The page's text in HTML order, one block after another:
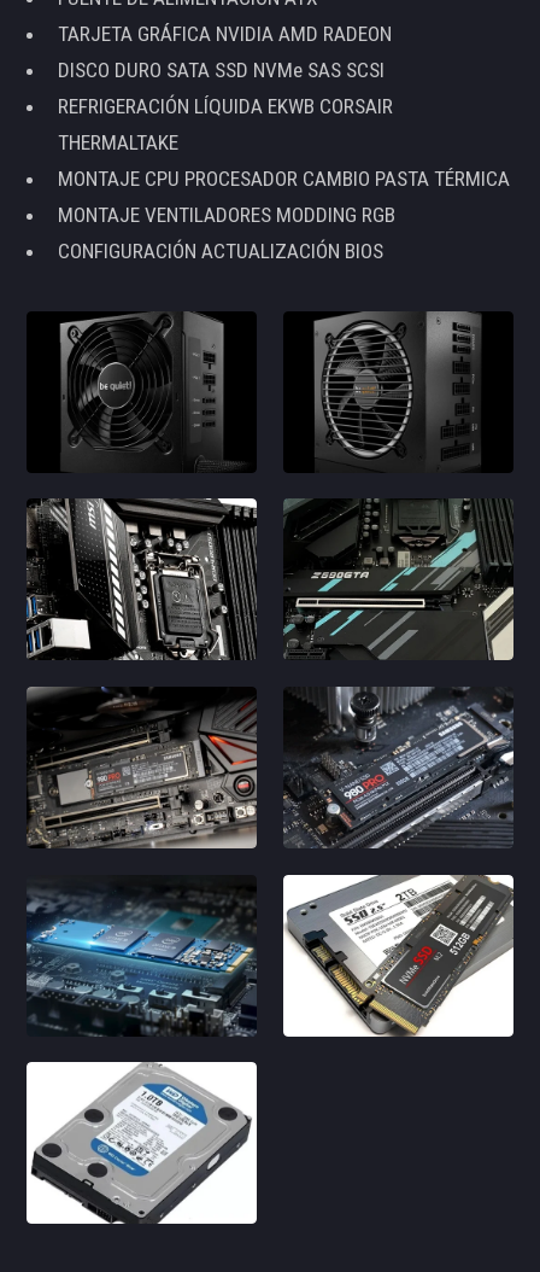
TARJETA GRÁFICA NVIDIA AMD RADEON
DISCO DURO SATA SSD NVMe SAS SCSI
REFRIGERACIÓN LÍQUIDA EKWB CORSAIR
THERMALTAKE
MONTAJE CPU PROCESADOR CAMBIO PASTA TÉRMICA
MONTAJE VENTILADORES MODDING RGB
CONFIGURACIÓN ACTUALIZACIÓN BIOS